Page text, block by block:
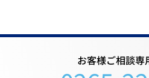
お客様ご相談専